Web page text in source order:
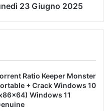
23 Giugno 2025
Ratio Keeper Monster
+ Crack Windows 10
Windows 11